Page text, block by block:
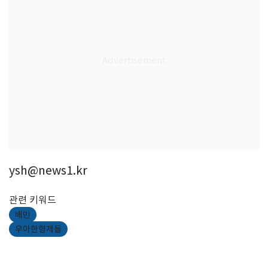
ysh@news1.kr
관련 키워드
배민
우아한형제들